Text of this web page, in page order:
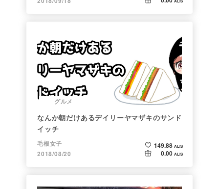
グルメ
なんか朝だけあるデイリーヤマザキのサンド
イッチ
毛根女子
2018/08/20
149.88 ALIS
0.00 ALIS